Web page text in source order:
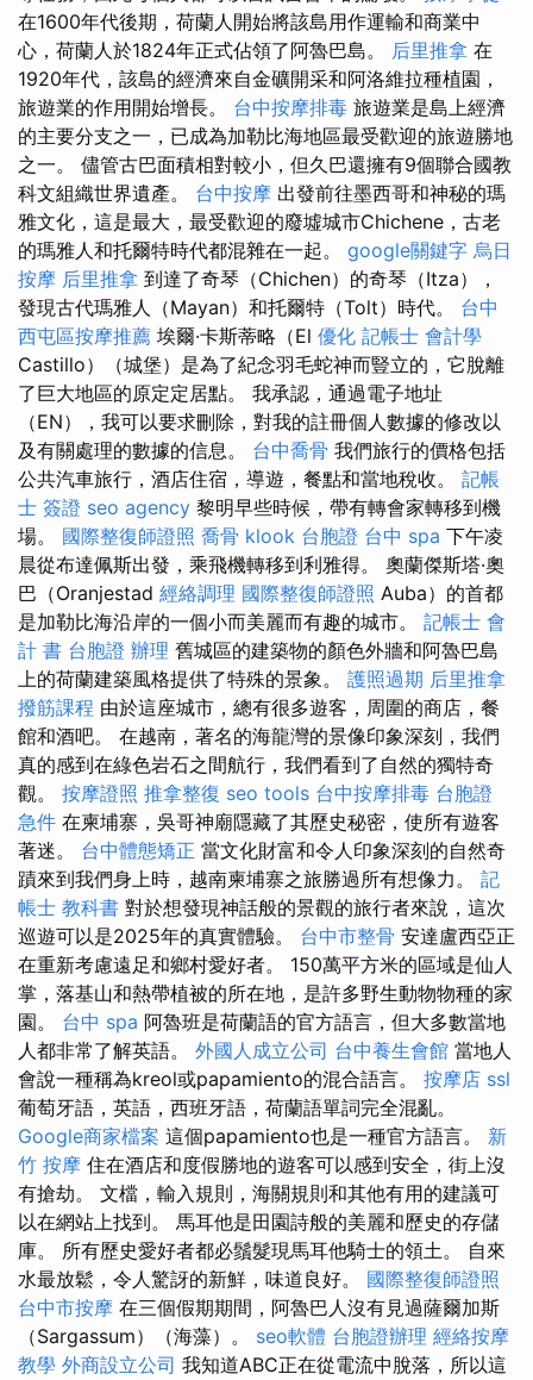
在1600年代後期，荷蘭人開始將該島用作運輸和商業中
心，荷蘭人於1824年正式佔領了阿魯巴島。 后里推拿 在
1920年代，該島的經濟來自金礦開采和阿洛維拉種植園，
旅遊業的作用開始增長。 台中按摩排毒 旅遊業是島上經濟
的主要分支之一，已成為加勒比海地區最受歡迎的旅遊勝地
之一。 儘管古巴面積相對較小，但久巴還擁有9個聯合國教
科文組織世界遺產。 台中按摩 出發前往墨西哥和神秘的瑪
雅文化，這是最大，最受歡迎的廢墟城市Chichene，古老
的瑪雅人和托爾特時代都混雜在一起。 google關鍵字 烏日
按摩 后里推拿 到達了奇琴（Chichen）的奇琴（Itza），
發現古代瑪雅人（Mayan）和托爾特（Tolt）時代。 台中
西屯區按摩推薦 埃爾·卡斯蒂略（El 優化 記帳士 會計學
Castillo）（城堡）是為了紀念羽毛蛇神而豎立的，它脫離
了巨大地區的原定定居點。 我承認，通過電子地址
（EN），我可以要求刪除，對我的註冊個人數據的修改以
及有關處理的數據的信息。 台中喬骨 我們旅行的價格包括
公共汽車旅行，酒店住宿，導遊，餐點和當地稅收。 記帳
士 簽證 seo agency 黎明早些時候，帶有轉會家轉移到機
場。 國際整復師證照 喬骨 klook 台胞證 台中 spa 下午凌
晨從布達佩斯出發，乘飛機轉移到利雅得。 奧蘭傑斯塔·奧
巴（Oranjestad 經絡調理 國際整復師證照 Auba）的首都
是加勒比海沿岸的一個小而美麗而有趣的城市。 記帳士 會
計 書 台胞證 辦理 舊城區的建築物的顏色外牆和阿魯巴島
上的荷蘭建築風格提供了特殊的景象。 護照過期 后里推拿
撥筋課程 由於這座城市，總有很多遊客，周圍的商店，餐
館和酒吧。 在越南，著名的海龍灣的景像印象深刻，我們
真的感到在綠色岩石之間航行，我們看到了自然的獨特奇
觀。 按摩證照 推拿整復 seo tools 台中按摩排毒 台胞證
急件 在柬埔寨，吳哥神廟隱藏了其歷史秘密，使所有遊客
著迷。 台中體態矯正 當文化財富和令人印象深刻的自然奇
蹟來到我們身上時，越南柬埔寨之旅勝過所有想像力。 記
帳士 教科書 對於想發現神話般的景觀的旅行者來說，這次
巡遊可以是2025年的真實體驗。 台中市整骨 安達盧西亞正
在重新考慮遠足和鄉村愛好者。 150萬平方米的區域是仙人
掌，落基山和熱帶植被的所在地，是許多野生動物物種的家
園。 台中 spa 阿魯班是荷蘭語的官方語言，但大多數當地
人都非常了解英語。 外國人成立公司 台中養生會館 當地人
會說一種稱為kreol或papamiento的混合語言。 按摩店 ssl
葡萄牙語，英語，西班牙語，荷蘭語單詞完全混亂。
Google商家檔案 這個papamiento也是一種官方語言。 新
竹 按摩 住在酒店和度假勝地的遊客可以感到安全，街上沒
有搶劫。 文檔，輸入規則，海關規則和其他有用的建議可
以在網站上找到。 馬耳他是田園詩般的美麗和歷史的存儲
庫。 所有歷史愛好者都必鬚髮現馬耳他騎士的領土。 自來
水最放鬆，令人驚訝的新鮮，味道良好。 國際整復師證照
台中市按摩 在三個假期期間，阿魯巴人沒有見過薩爾加斯
（Sargassum）（海藻）。 seo軟體 台胞證辦理 經絡按摩
教學 外商設立公司 我知道ABC正在從電流中脫落，所以這